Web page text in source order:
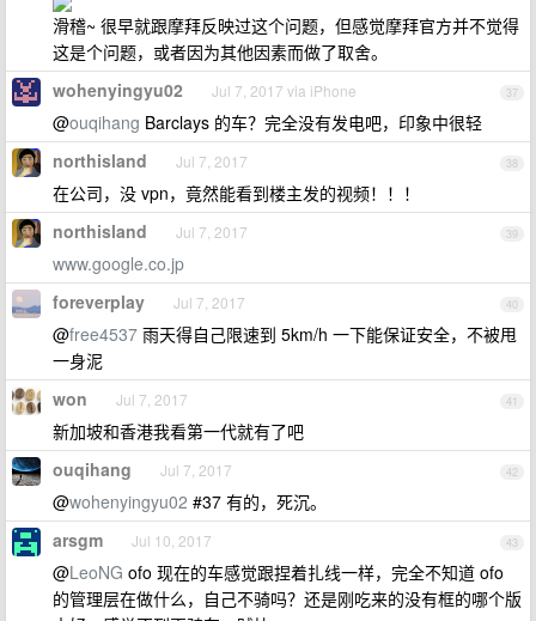
滑稽~ 很早就跟摩拜反映过这个问题，但感觉摩拜官方并不觉得
这是个问题，或者因为其他因素而做了取舍。
37
wohenyingyu02 Jul 7, 2017 via iPhone
@ouqihang Barclays 的车？完全没有发电吧，印象中很轻
38
northisland Jul 7, 2017
在公司，没 vpn，竟然能看到楼主发的视频！！！
39
northisland Jul 7, 2017
www.google.co.jp
40
foreverplay Jul 7, 2017
@free4537 雨天得自己限速到 5km/h 一下能保证安全，不被甩
一身泥
41
won Jul 7, 2017
新加坡和香港我看第一代就有了吧
42
ouqihang Jul 7, 2017
@wohenyingyu02 #37 有的，死沉。
43
arsgm Jul 10, 2017
@LeoNG ofo 现在的车感觉跟捏着扎线一样，完全不知道 ofo
的管理层在做什么，自己不骑吗？还是刚吃来的没有框的哪个版